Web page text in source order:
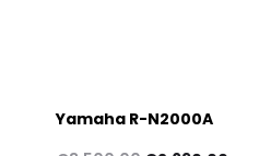
Yamaha R-N2000A